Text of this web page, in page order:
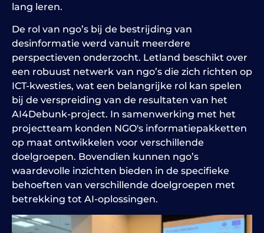
lang leren.
De rol van ngo’s bij de bestrijding van
desinformatie werd vanuit meerdere
perspectieven onderzocht. Letland beschikt over
een robuust netwerk van ngo’s die zich richten op
ICT-kwesties, wat een belangrijke rol kan spelen
bij de verspreiding van de resultaten van het
AI4Debunk-project. In samenwerking met het
projectteam konden NGO's informatiepakketten
op maat ontwikkelen voor verschillende
doelgroepen. Bovendien kunnen ngo’s
waardevolle inzichten bieden in de specifieke
behoeften van verschillende doelgroepen met
betrekking tot AI-oplossingen.